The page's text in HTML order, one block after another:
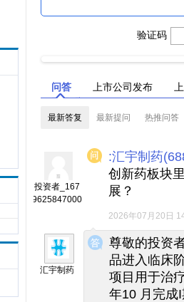
验证码
问答 上市公司发布
最新答复 最新提问 热推问答
投资者_167
9625847000
:汇宇制药
创新药板块
展？
2026年07月20日
◆
◆
汇宇制药
尊敬的投资
品进入临床
项目用于治
年10 月完成